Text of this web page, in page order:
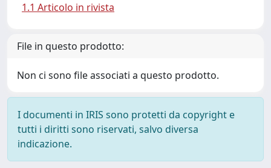
1.1 Articolo in rivista
File in questo prodotto:
Non ci sono file associati a questo prodotto.
I documenti in IRIS sono protetti da copyright e
tutti i diritti sono riservati, salvo diversa
indicazione.